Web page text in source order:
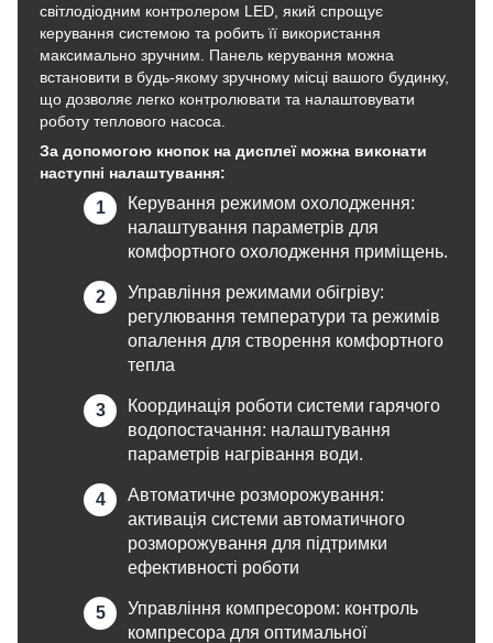
світлодіодним контролером LED, який спрощує
керування системою та робить її використання
максимально зручним. Панель керування можна
встановити в будь-якому зручному місці вашого будинку,
що дозволяє легко контролювати та налаштовувати
роботу теплового насоса.
За допомогою кнопок на дисплеї можна виконати
наступні налаштування:
Керування режимом охолодження:
налаштування параметрів для
комфортного охолодження приміщень.
Управління режимами обігріву:
регулювання температури та режимів
опалення для створення комфортного
тепла
Координація роботи системи гарячого
водопостачання: налаштування
параметрів нагрівання води.
Автоматичне розморожування:
активація системи автоматичного
розморожування для підтримки
ефективності роботи
Управління компресором: контроль
компресора для оптимальної